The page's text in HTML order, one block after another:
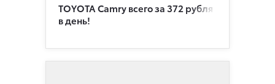
TOYOTA Camry всего за 372 рубля
в день!